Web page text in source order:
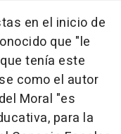
en el inicio de
que "le
tenía este
como el autor
Moral "es
para la